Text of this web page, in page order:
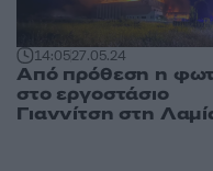
14:0527.05.24
Από πρόθεση η
στο εργοστάσιο
Γιαννίτση στη